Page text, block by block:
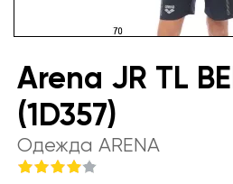
Arena JR TL
(1D357)
Одежда ARENA